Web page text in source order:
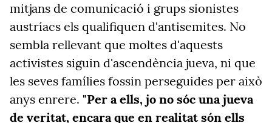
mitjans de comunicació i grups sionistes
austríacs els qualifiquen d'antisemites. No
sembla rellevant que moltes d'aquests
activistes siguin d'ascendència jueva, ni que
les seves famílies fossin perseguides per això
anys enrere. "Per a ells, jo no sóc una jueva
de veritat, encara que en realitat són ells